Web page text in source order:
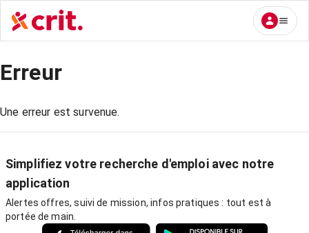
Erreur
Une erreur est survenue.
Simplifiez votre recherche d'emploi avec notre
application
Alertes offres, suivi de mission, infos pratiques : tout est à
portée de main.